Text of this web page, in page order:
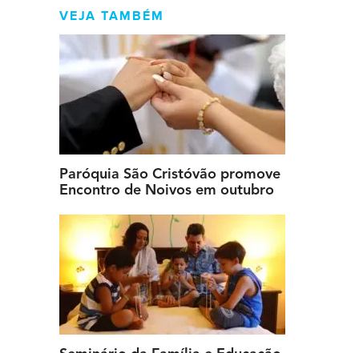
VEJA TAMBÉM
Paróquia São Cristóvão promove
Encontro de Noivos em outubro